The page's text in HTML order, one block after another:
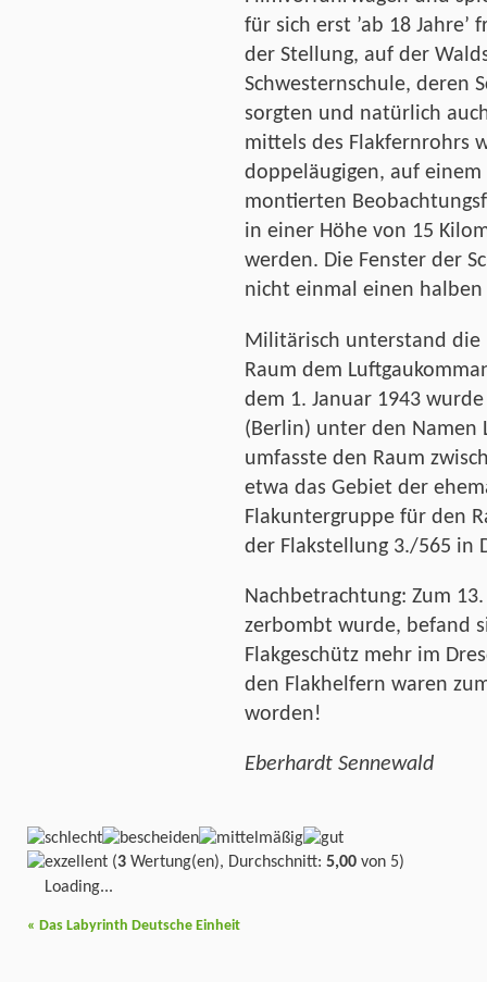
für sich erst ’ab 18 Jahre’
der Stellung, auf der
Schwesternschule, deren
sorgten und natürlich
mittels des Flakfernrohrs
doppeläugigen, auf
montierten
in einer Höhe von 15
werden. Die Fenster der
nicht einmal einen
Militärisch unterstand die
Raum dem
dem 1. Januar 1943
(Berlin) unter den Namen
umfasste den Raum
etwa das Gebiet der
Flakuntergruppe für den
der Flakstellung 3./565 in
Nachbetrachtung: Zum
zerbombt wurde, befand
Flakgeschütz mehr im
den Flakhelfern waren
worden!
Eberhardt Sennewald
(3 Wertung(en), Durchschnitt: 5,00 von 5)
Loading...
« Das Labyrinth Deutsche Einheit